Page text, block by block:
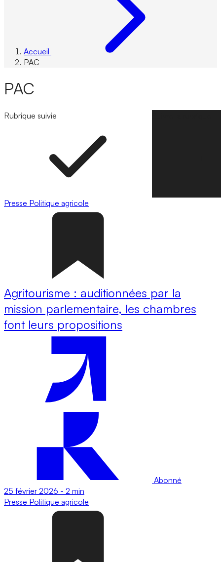
Accueil
PAC
PAC
Rubrique suivie
Presse Politique agricole
Agritourisme : auditionnées par la
mission parlementaire, les chambres
font leurs propositions
Abonné
25 février 2026 - 2 min
Presse Politique agricole